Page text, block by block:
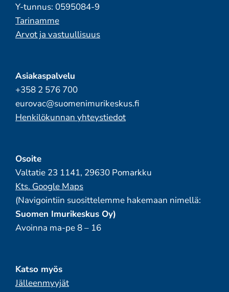
Y-tunnus: 0595084-9
Tarinamme
Arvot ja vastuullisuus
Asiakaspalvelu
+358 2 576 700
eurovac@suomenimurikeskus.fi
Henkilökunnan yhteystiedot
Osoite
Valtatie 23 1141, 29630 Pomarkku
Kts. Google Maps
(Navigointiin suosittelemme hakemaan nimellä:
Suomen Imurikeskus Oy)
Avoinna ma-pe 8 – 16
Katso myös
Jälleenmyyjät